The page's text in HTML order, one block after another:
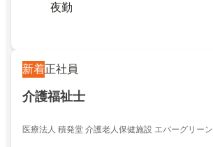
夜勤
新着正社員
介護福祉士
医療法人 積発堂 介護老人保健施設 エバーグリーン